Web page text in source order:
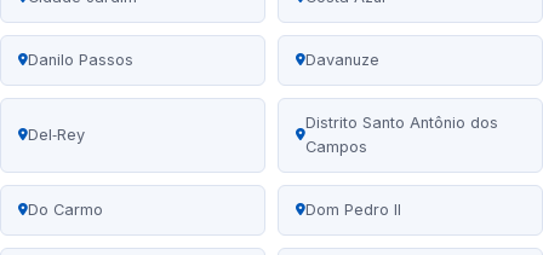
Danilo Passos Davanuze
Del‑Rey
Distrito Santo Antônio dos
Campos
Do Carmo Dom Pedro II